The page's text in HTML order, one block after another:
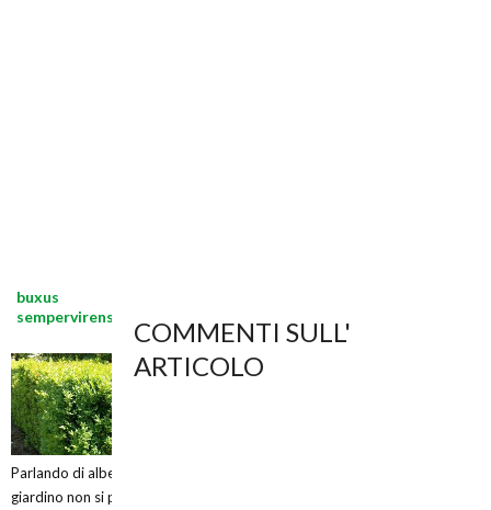
buxus
sempervirens
Parlando di alberi da
giardino non si può
COMMENTI SULL'
ARTICOLO